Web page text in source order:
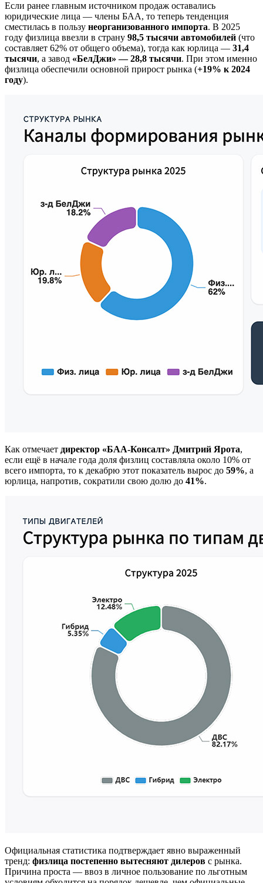
Если ранее главным источником продаж оставались
юридические лица — члены БАА, то теперь тенденция
сместилась в пользу неорганизованного импорта. В 2025
году физлица ввезли в страну 98,5 тысячи автомобилей (что
составляет 62% от общего объема), тогда как юрлица — 31,4
тысячи, а завод «БелДжи» — 28,8 тысячи. При этом именно
физлица обеспечили основной прирост рынка (+19% к 2024
году).
Как отмечает директор «БАА-Консалт» Дмитрий Ярота,
если ещё в начале года доля физлиц составляла около 10% от
всего импорта, то к декабрю этот показатель вырос до 59%, а
юрлица, напротив, сократили свою долю до 41%.
Официальная статистика подтверждает явно выраженный
тренд: физлица постепенно вытесняют дилеров с рынка.
Причина проста — ввоз в личное пользование по льготным